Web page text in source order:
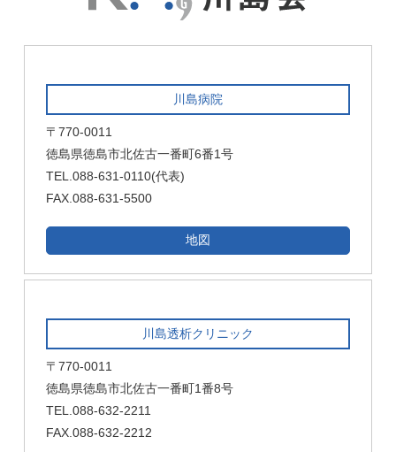
川島病院
〒770-0011
徳島県徳島市北佐古一番町6番1号
TEL.088-631-0110(代表)
FAX.088-631-5500
地図
川島透析クリニック
〒770-0011
徳島県徳島市北佐古一番町1番8号
TEL.088-632-2211
FAX.088-632-2212